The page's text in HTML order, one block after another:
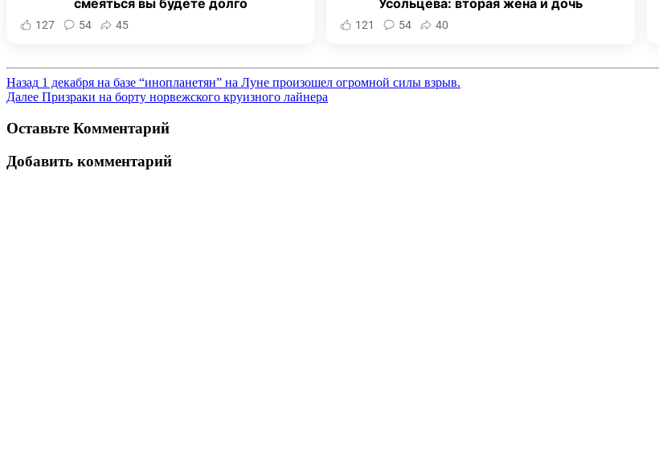
смеяться вы будете долго
127 54 45
Усольцева: вторая жена и дочь
121 54 40
Назад 1 декабря на базе “инопланетян” на Луне произошел огромной силы взрыв.
Далее Призраки на борту норвежского круизного лайнера
Оставьте Комментарий
Добавить комментарий